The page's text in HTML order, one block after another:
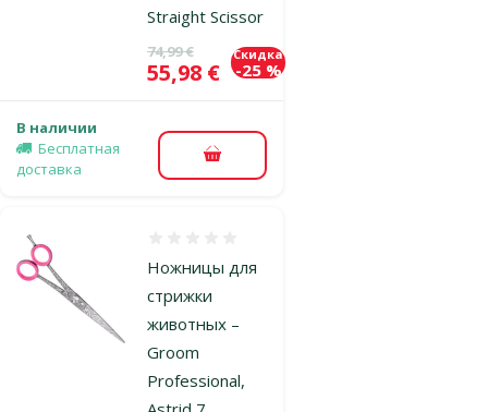
Straight Scissor
Исходная цена
74,99 €
Цена
55,98 €
Скидка
-25 %
В наличии
Бесплатная
доставка
В корзину
Ножницы для
стрижки
животных –
Groom
Professional,